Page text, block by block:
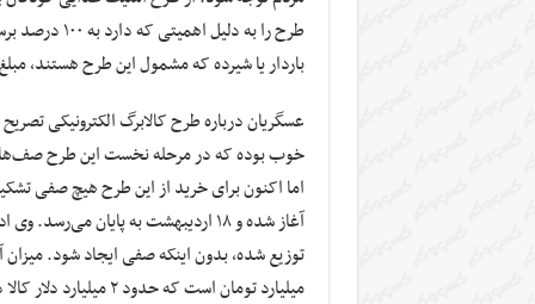
طرح را به
باردار یا شیرده که مشمول این طرح هستند، مبلغ ۴۰۰ هزار تومان دریافت
عسگریان درباره طرح کالابرگ الکترونیکی
خوب بوده که در مرحله نخست این طرح